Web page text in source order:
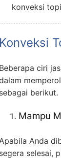
konveksi
Konveksi
Beberapa ciri
sebagai berikut.
Mampu
Apabila Anda
segera selesai,